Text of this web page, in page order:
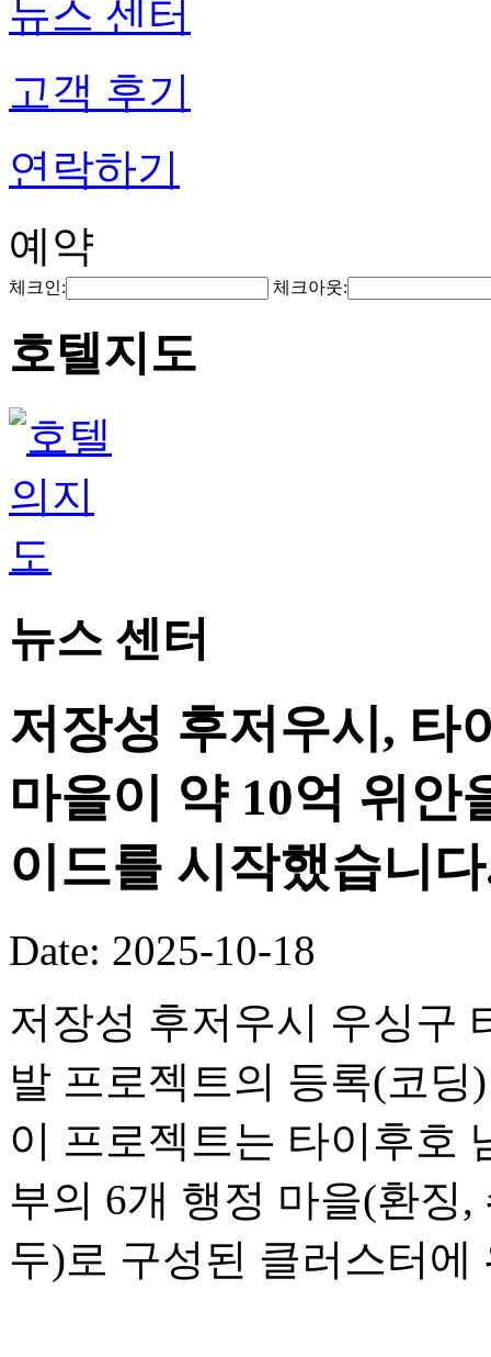
뉴스 센터
고객 후기
연락하기
예약
체크인: 체크아웃:
호텔지도
뉴스 센터
저장성 후저우시, 타
마을이 약 10억 위안
이드를 시작했습니
Date: 2025-10-18
저장성 후저우시 우싱구
발 프로젝트의 등록(코
이 프로젝트는 타이후호
부의 6개 행정 마을(환징
두)로 구성된 클러스터에